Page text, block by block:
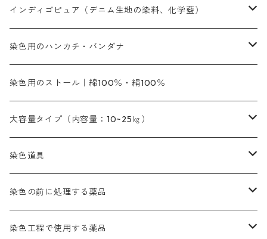
青色系
紫色系
緑色系
茶色系
橙色系
緑色系
茶色系
灰色系
黒色系
茶色｜20g入りのみ公開
灰色｜20g入りのみ公開
黒色
捺染糊
黄色系
エロ―M3G｜定番の色合い
エロー ＭＧＲ｜明るい緑みの黄色
オレンジ系
オレンヂMG｜黄みの橙色
オレンヂMGD（定番の色合い）
赤色系
レットMFB｜赤色（定番の色合い）
レットMG｜黄みの朱色
青色系
ネビーブルーMB（定番の色合い）
ブルーMB（定番の色合い）
紫色系
バイオレットMFB
緑色系
ダークグリンMG（定番の色合い）
茶色系
代用朱黄色口
ファストエロ―10GN（鮮やかな黄色）
ファストエロ―5GN（黄色）
青色系
NSBAブルー
群青
白色｜胡粉
黒色｜在庫処分特価
緑色｜在庫処分特価
茶色｜在庫処分特価
人気のおすすめ植物染料
インド茜・西洋茜の個別販売
カッチ｜茶系
濃染処理剤｜ソルバックスPS－900
媒染剤
アルミ媒染剤
鉄媒染剤
ソーダ灰｜アルカリ性のPH調整剤
藍染
ぶどう糖
ハイドロサルファイトコンク
染色用途のハンカチ・バンダナ
45cm×45cm（ハンカチ）｜端の始末も綿糸｜タグなし
54cm×54cm（バンダナ）｜端の始末も綿糸｜タグなし
人気のおすすめ竹・藤を染める染料
塩基性染料（混色可能）
ビスマークブロンB｜赤茶色
塩基性エロ―｜液体タイプ
オリジナル染料｜スス竹色｜ミキセットファストブロンGR
インディゴピュア（デニム生地の染料、化学藍）
初心者向けお試しセット販売
インディゴピュア
アルカリ剤
ハイドロサルファイトコンク
酸性剤
染色用のハンカチ・バンダナ
45cm×45cm（ハンカチ）｜端の始末も綿糸｜タグなし
54cm×54cm（バンダナ）｜端の始末も綿糸｜タグなし
染色用のストール｜綿100％・絹100％
大容量タイプ（内容量：10~25㎏）
芒硝｜綿の染色時の吸収促進剤
ソーダ灰｜アルカリ性のPH調整剤
硫酸第一鉄｜鉄媒染剤
染色道具
刷毛
摺込み刷毛（スリコミハケ）ー夏毛（硬いタイプ）
ローケツ筆
染色の前に処理する薬品
精練剤｜汚れ落とし剤｜針状マルセル石鹸
染色工程で使用する薬品